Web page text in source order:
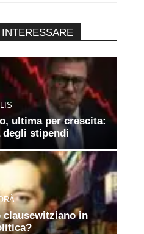
ultima per crescita:
degli stipendi
clausewitziano in